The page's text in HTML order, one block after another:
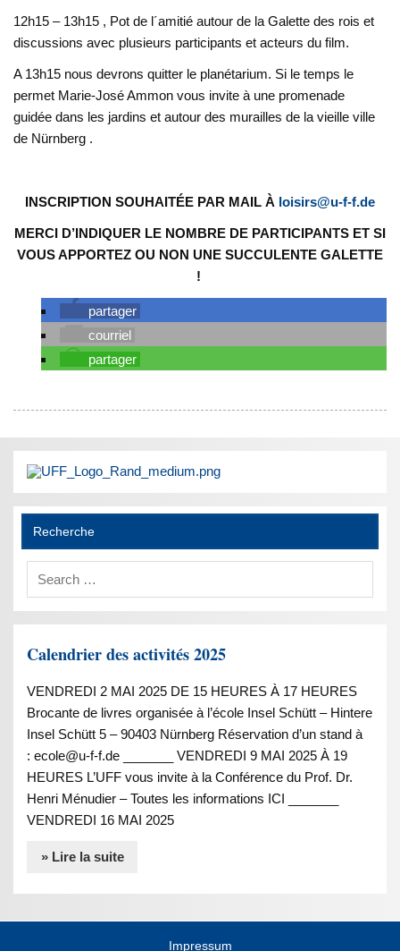
12h15 – 13h15 , Pot de l´amitié autour de la Galette des rois et
discussions avec plusieurs participants et acteurs du film.
A 13h15 nous devrons quitter le planétarium. Si le temps le
permet Marie-José Ammon vous invite à une promenade
guidée dans les jardins et autour des murailles de la vieille ville
de Nürnberg .
INSCRIPTION SOUHAITÉE PAR MAIL À loisirs@u-f-f.de
MERCI D’INDIQUER LE NOMBRE DE PARTICIPANTS ET SI
VOUS APPORTEZ OU NON UNE SUCCULENTE GALETTE
!
partager
courriel
partager
Recherche
Calendrier des activités 2025
VENDREDI 2 MAI 2025 DE 15 HEURES À 17 HEURES
Brocante de livres organisée à l’école Insel Schütt – Hintere
Insel Schütt 5 – 90403 Nürnberg Réservation d’un stand à
: ecole@u-f-f.de _______ VENDREDI 9 MAI 2025 À 19
HEURES L’UFF vous invite à la Conférence du Prof. Dr.
Henri Ménudier – Toutes les informations ICI _______
VENDREDI 16 MAI 2025
» Lire la suite
Impressum